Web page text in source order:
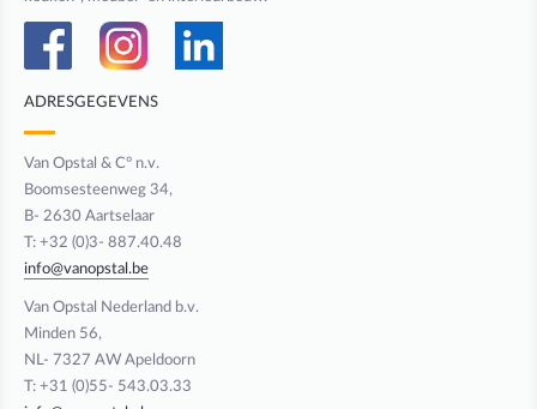
ADRESGEGEVENS
Van Opstal & C° n.v.
Boomsesteenweg 34,
B- 2630 Aartselaar
T: +32 (0)3- 887.40.48
info@vanopstal.be
Van Opstal Nederland b.v.
Minden 56,
NL- 7327 AW Apeldoorn
T: +31 (0)55- 543.03.33